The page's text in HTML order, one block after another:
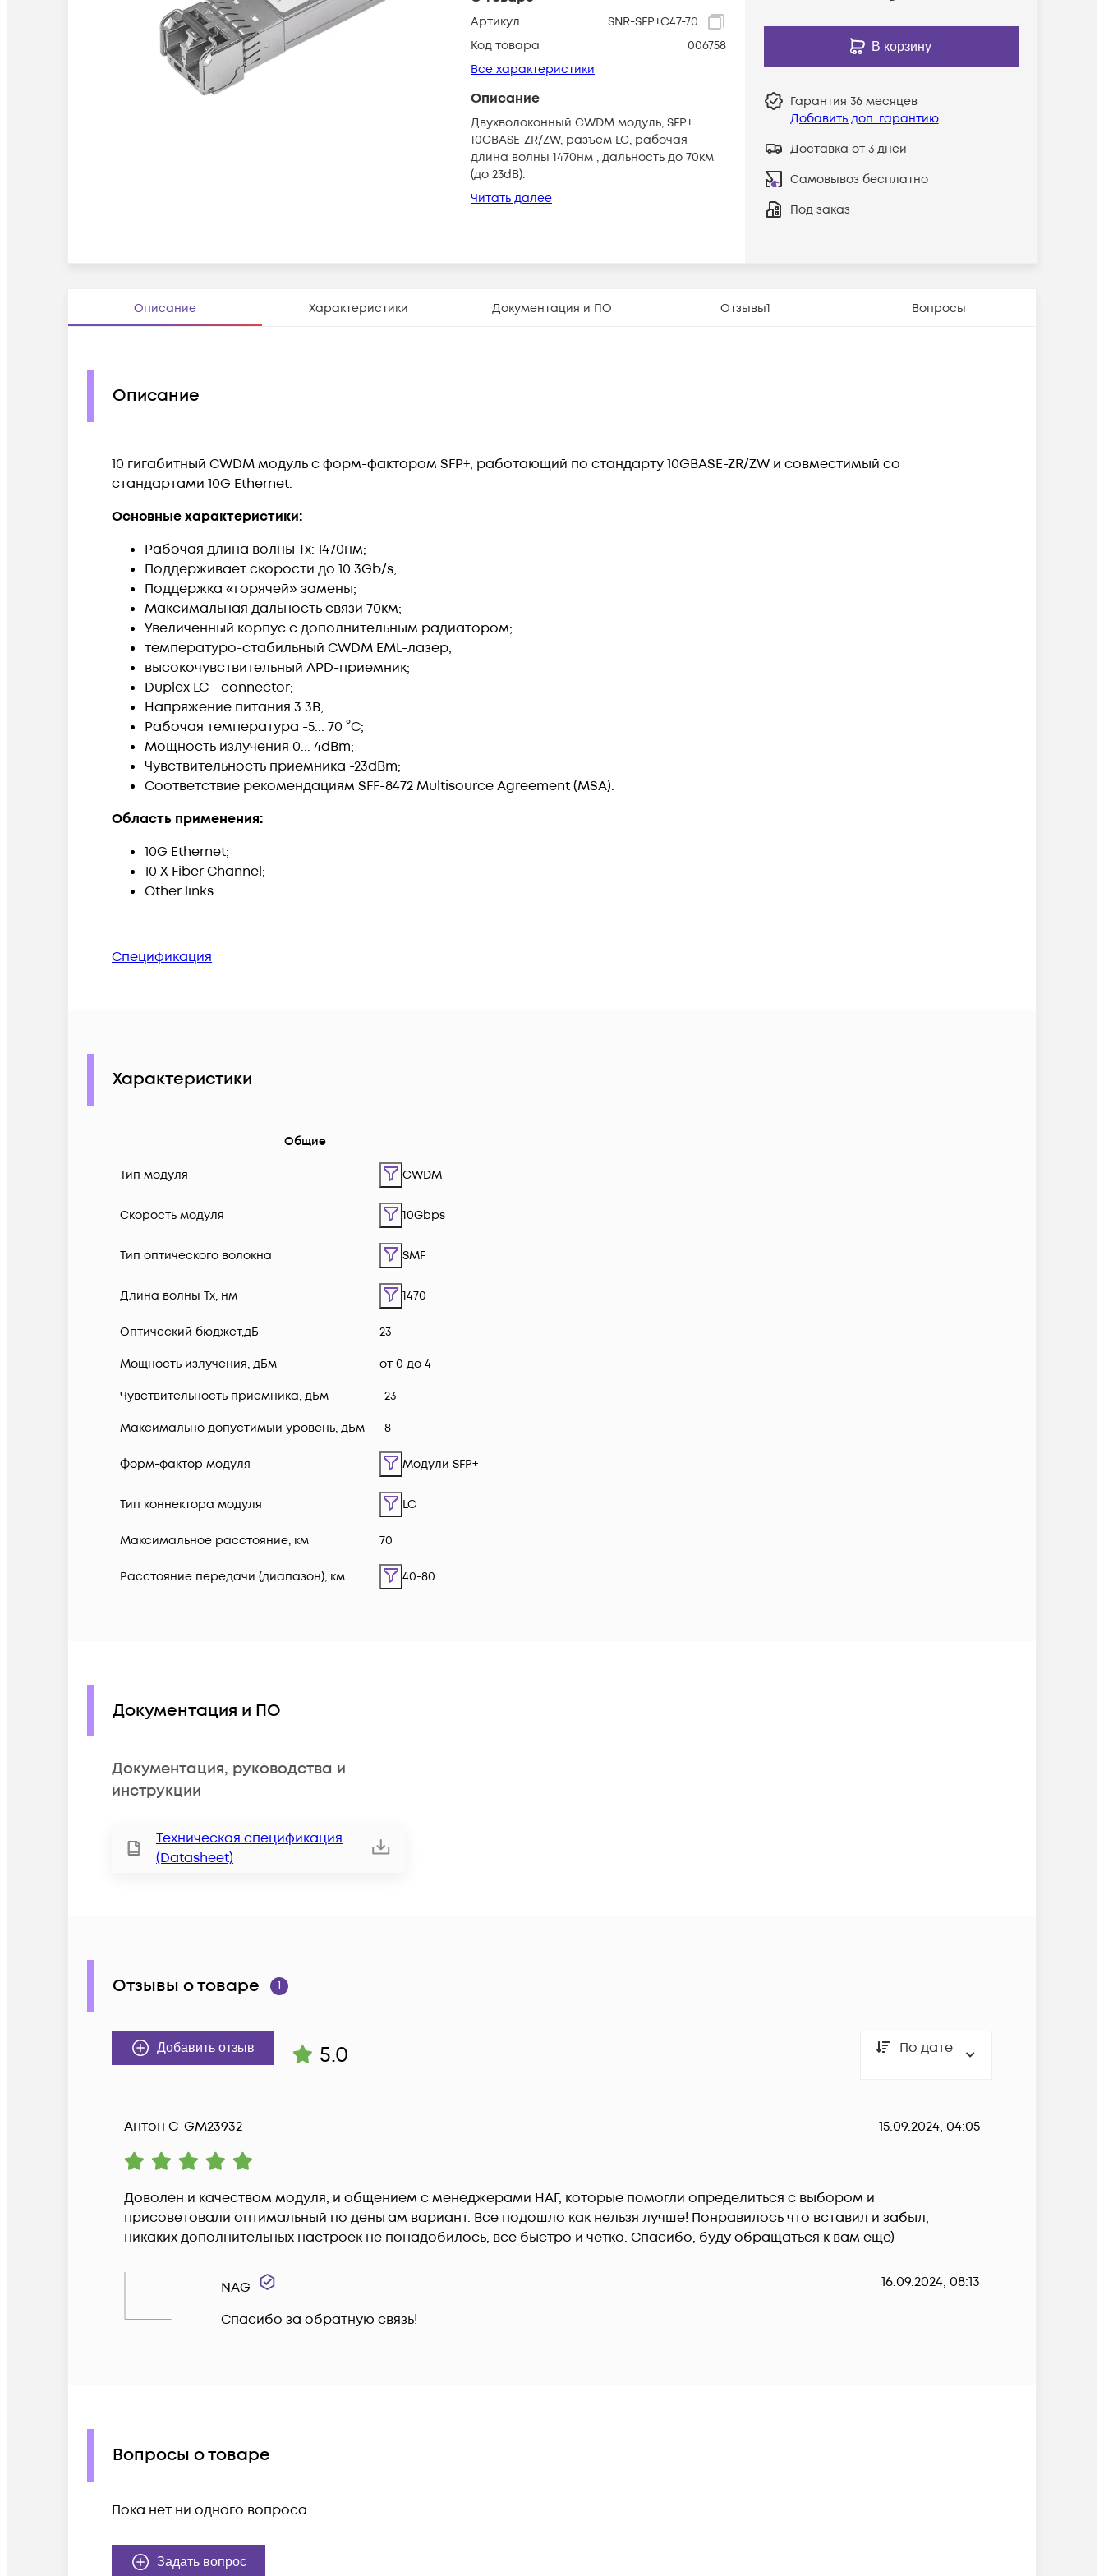
Артикул
SNR-SFP+C47-70
Код товара
006758
Все характеристики
Описание
Двухволоконный CWDM модуль, SFP+
10GBASE-ZR/ZW, разъем LC, рабочая
длина волны 1470нм , дальность до 70км
(до 23dB).
Читать далее
В корзину
Гарантия 36 месяцев
Добавить доп. гарантию
Доставка от 3 дней
Самовывоз бесплатно
Под заказ
Описание Характеристики Документация и ПО Отзывы1 Вопросы
Описание
10 гигабитный CWDM модуль с форм-фактором SFP+, работающий по стандарту 10GBASE-ZR/ZW и совместимый со
стандартами 10G Ethernet.
Основные характеристики:
Рабочая длина волны Tx: 1470нм;
Поддерживает скорости до 10.3Gb/s;
Поддержка «горячей» замены;
Максимальная дальность связи 70км;
Увеличенный корпус с дополнительным радиатором;
температуро-стабильный CWDM EML-лазер,
высокочувствительный APD-приемник;
Duplex LC - connector;
Напряжение питания 3.3В;
Рабочая температура -5... 70 °C;
Мощность излучения 0... 4dBm;
Чувствительность приемника -23dBm;
Соответствие рекомендациям SFF-8472 Multisource Agreement (MSA).
Область применения:
10G Ethernet;
10 X Fiber Channel;
Other links.
Спецификация
Характеристики
Общие
Тип модуля CWDM
Скорость модуля 10Gbps
Тип оптического волокна SMF
Длина волны Tx, нм 1470
Оптический бюджет,дБ 23
Мощность излучения, дБм от 0 до 4
Чувствительность приемника, дБм -23
Максимально допустимый уровень, дБм -8
Форм-фактор модуля Модули SFP+
Тип коннектора модуля LC
Максимальное расстояние, км 70
Расстояние передачи (диапазон), км 40-80
Документация и ПО
Документация, руководства и
инструкции
Техническая спецификация
(Datasheet)
Отзывы о товаре 1
Добавить отзыв 5.0 По дате
Антон С-GM23932 15.09.2024, 04:05
Доволен и качеством модуля, и общением с менеджерами НАГ, которые помогли определиться с выбором и
присоветовали оптимальный по деньгам вариант. Все подошло как нельзя лучше! Понравилось что вставил и забыл,
никаких дополнительных настроек не понадобилось, все быстро и четко. Спасибо, буду обращаться к вам еще)
NAG 16.09.2024, 08:13
Спасибо за обратную связь!
Вопросы о товаре
Пока нет ни одного вопроса.
Задать вопрос